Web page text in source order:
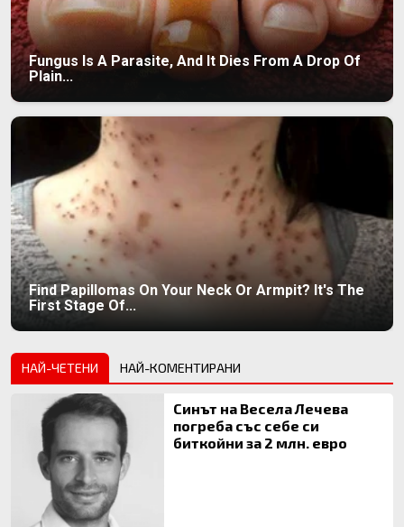
Fungus Is A Parasite, And It Dies From A Drop Of
Plain...
Find Papillomas On Your Neck Or Armpit? It's The
First Stage Of...
НАЙ-ЧЕТЕНИ НАЙ-КОМЕНТИРАНИ
Синът на Весела Лечева
погреба със себе си
биткойни за 2 млн. евро